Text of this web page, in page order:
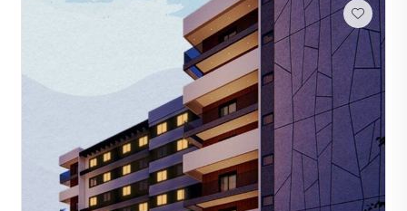
festas com terraço integrado, brinquedoteca e um
aconchegante espaço de leitura.
Localização Privilegiada no Bairro Mercês
Morar nas Mercês é desfrutar de uma atmosfera
residencial encantadora, estando a poucos minutos do
Batel e do Centro de Curitiba:
Eixo Gastronômico e Lazer: Proximidade com as melhores